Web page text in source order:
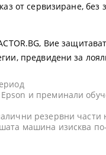
от сервизиране,
Вие
предвидени за
и преминали
резервни части
машина изисква